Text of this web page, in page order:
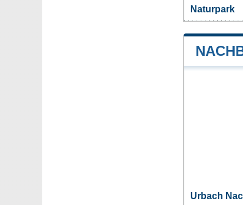
Naturpark
Urbach